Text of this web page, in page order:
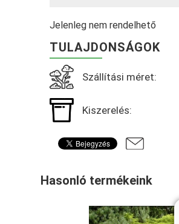
Jelenleg nem rendelhető
TULAJDONSÁGOK
Szállítási méret:
Kiszerelés:
Hasonló termékeink